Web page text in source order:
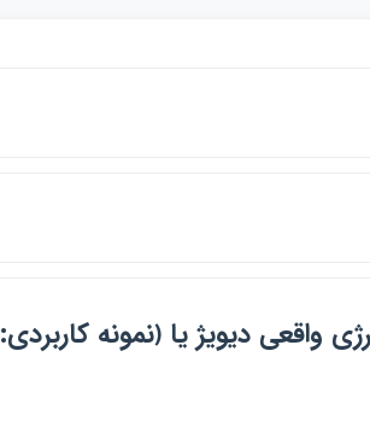
ديويژ يا ﴿نمونه كاربردي: